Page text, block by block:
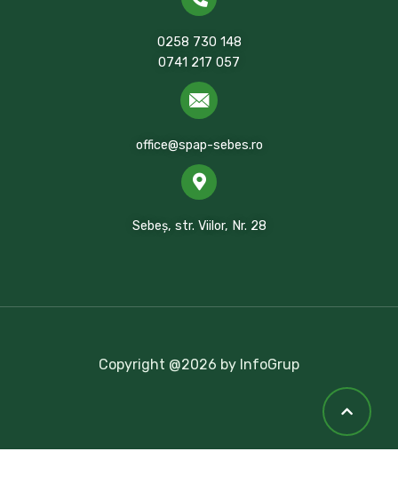
0258 730 148
0741 217 057
office@spap-sebes.ro
Sebeș, str. Viilor, Nr. 28
Copyright @2026 by InfoGrup